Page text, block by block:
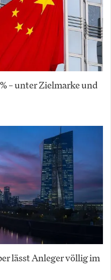
– unter Zielmarke und
lässt Anleger völlig im